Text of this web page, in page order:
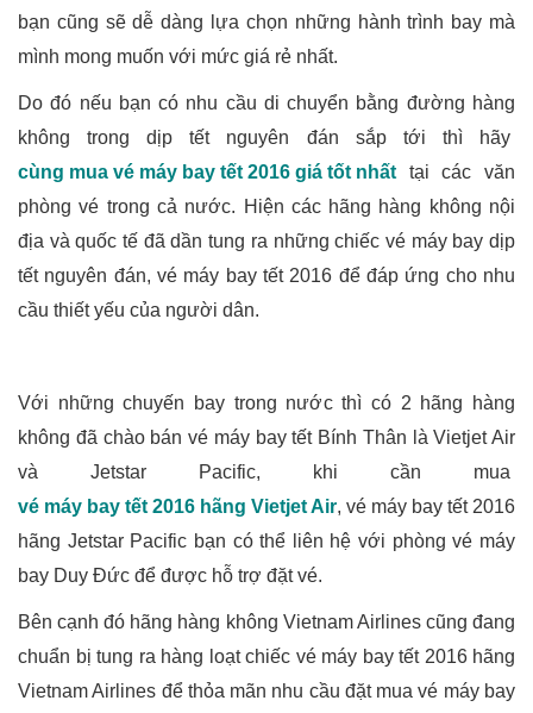
bạn cũng sẽ dễ dàng lựa chọn những hành trình bay mà
mình mong muốn với mức giá rẻ nhất.
Do đó nếu bạn có nhu cầu di chuyển bằng đường hàng
không trong dịp tết nguyên đán sắp tới thì hãy
cùng mua vé máy bay tết 2016 giá tốt nhấttại các văn
phòng vé trong cả nước. Hiện các hãng hàng không nội
địa và quốc tế đã dần tung ra những chiếc vé máy bay dịp
tết nguyên đán, vé máy bay tết 2016 để đáp ứng cho nhu
cầu thiết yếu của người dân.
Với những chuyến bay trong nước thì có 2 hãng hàng
không đã chào bán vé máy bay tết Bính Thân là Vietjet Air
và Jetstar Pacific, khi cần mua
vé máy bay tết 2016 hãng Vietjet Air, vé máy bay tết 2016
hãng Jetstar Pacific bạn có thể liên hệ với phòng vé máy
bay Duy Đức để được hỗ trợ đặt vé.
Bên cạnh đó hãng hàng không Vietnam Airlines cũng đang
chuẩn bị tung ra hàng loạt chiếc vé máy bay tết 2016 hãng
Vietnam Airlines để thỏa mãn nhu cầu đặt mua vé máy bay